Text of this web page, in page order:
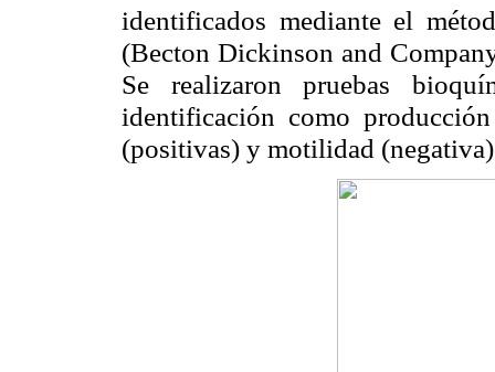
identificados mediante el
(Becton Dickinson and
Se realizaron pruebas
identificación como
(positivas) y motilidad